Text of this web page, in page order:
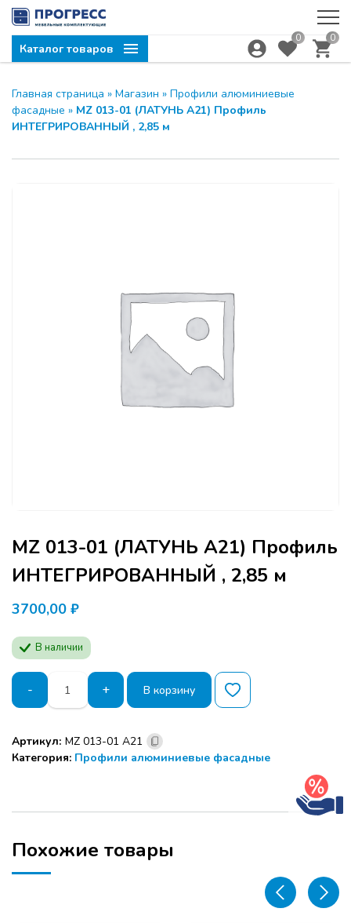
Каталог товаров
0 0
Главная страница » Магазин » Профили алюминиевые
фасадные » MZ 013-01 (ЛАТУНЬ A21) Профиль
ИНТЕГРИРОВАННЫЙ , 2,85 м
MZ 013-01 (ЛАТУНЬ A21) Профиль
ИНТЕГРИРОВАННЫЙ , 2,85 м
3700,00 ₽
В наличии
-
Количество
товара
MZ
01
(ЛАТУНЬ
ИНТЕГРИРОВАННЫЙ
2,85
м
+ В корзину
Артикул: MZ 013-01 A21
Категория: Профили алюминиевые фасадные
Похожие товары